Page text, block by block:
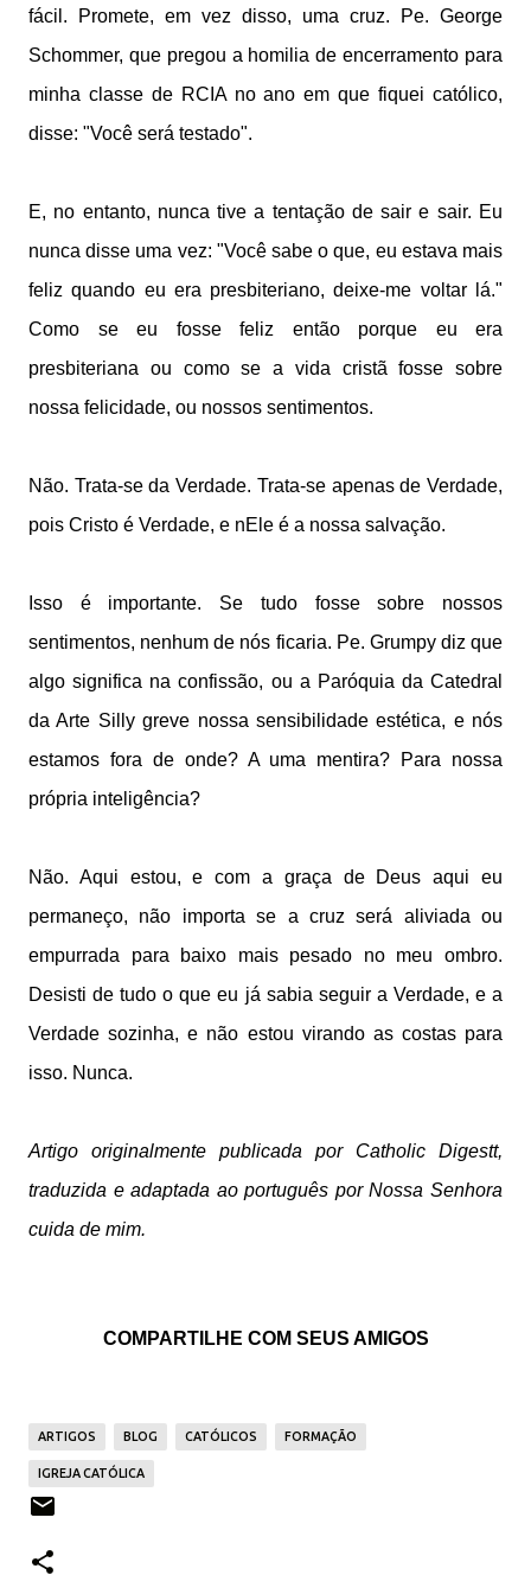
fácil. Promete, em vez disso, uma cruz. Pe. George
Schommer, que pregou a homilia de encerramento para
minha classe de RCIA no ano em que fiquei católico,
disse: "Você será testado".
E, no entanto, nunca tive a tentação de sair e sair. Eu
nunca disse uma vez: "Você sabe o que, eu estava mais
feliz quando eu era presbiteriano, deixe-me voltar lá."
Como se eu fosse feliz então porque eu era
presbiteriana ou como se a vida cristã fosse sobre
nossa felicidade, ou nossos sentimentos.
Não. Trata-se da Verdade. Trata-se apenas de Verdade,
pois Cristo é Verdade, e nEle é a nossa salvação.
Isso é importante. Se tudo fosse sobre nossos
sentimentos, nenhum de nós ficaria. Pe. Grumpy diz que
algo significa na confissão, ou a Paróquia da Catedral
da Arte Silly greve nossa sensibilidade estética, e nós
estamos fora de onde? A uma mentira? Para nossa
própria inteligência?
Não. Aqui estou, e com a graça de Deus aqui eu
permaneço, não importa se a cruz será aliviada ou
empurrada para baixo mais pesado no meu ombro.
Desisti de tudo o que eu já sabia seguir a Verdade, e a
Verdade sozinha, e não estou virando as costas para
isso. Nunca.
Artigo originalmente publicada por Catholic Digestt,
traduzida e adaptada ao português por Nossa Senhora
cuida de mim.
COMPARTILHE COM SEUS AMIGOS
ARTIGOS BLOG CATÓLICOS FORMAÇÃO
IGREJA CATÓLICA